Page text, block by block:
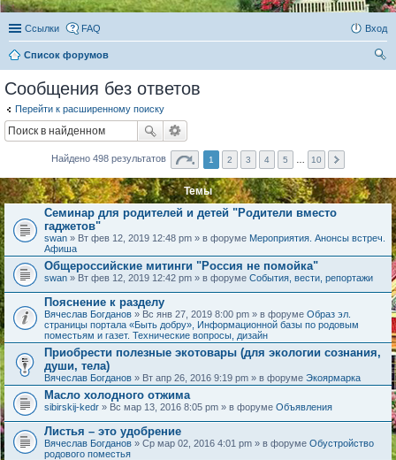
Ссылки FAQ Вход
Список форумов
Сообщения без ответов
Перейти к расширенному поиску
Найдено 498 результатов 1 2 3 4 5 10
Темы
Семинар для родителей и детей "Родители вместо
гаджетов"
swan » Вт фев 12, 2019 12:48 pm » в форуме Мероприятия. Анонсы встреч.
Афиша
Общероссийские митинги "Россия не помойка"
swan » Вт фев 12, 2019 12:42 pm » в форуме События, вести, репортажи
Пояснение к разделу
Вячеслав Богданов » Вс янв 27, 2019 8:00 pm » в форуме Образ эл.
страницы портала «Быть добру», Информационной базы по родовым
поместьям и газет. Технические вопросы, дизайн
Приобрести полезные экотовары (для экологии сознания,
души, тела)
Вячеслав Богданов » Вт апр 26, 2016 9:19 pm » в форуме Экоярмарка
Масло холодного отжима
sibirskij-kedr » Вс мар 13, 2016 8:05 pm » в форуме Объявления
Листья – это удобрение
Вячеслав Богданов » Ср мар 02, 2016 4:01 pm » в форуме Обустройство
родового поместья